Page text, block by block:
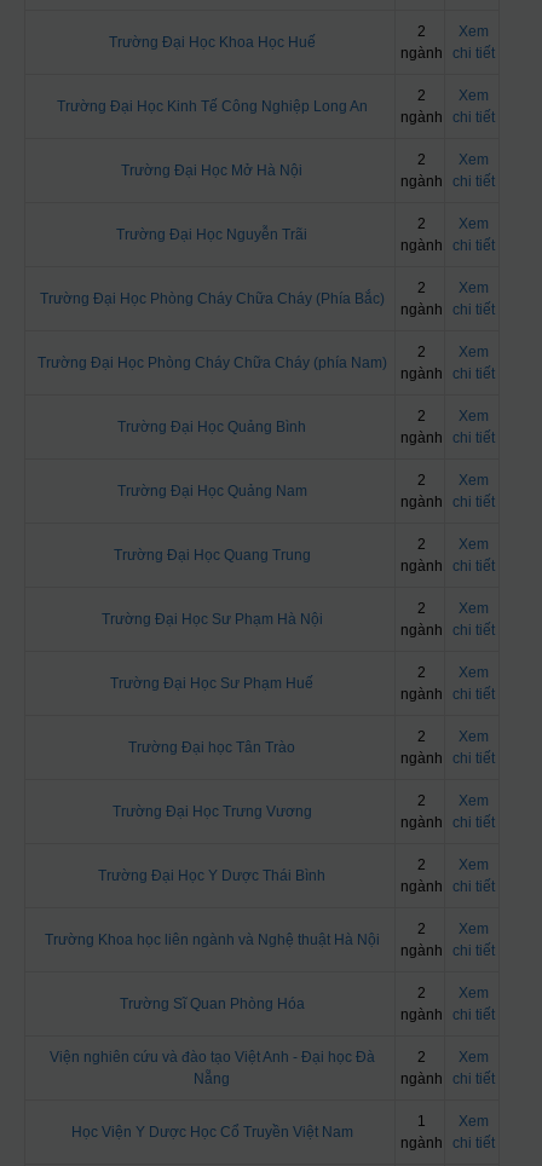
Trường Đại Học Khoa Học Huế
2
ngành
Xem
chi tiết
Trường Đại Học Kinh Tế Công Nghiệp Long An
2
ngành
Xem
chi tiết
Trường Đại Học Mở Hà Nội
2
ngành
Xem
chi tiết
Trường Đại Học Nguyễn Trãi
2
ngành
Xem
chi tiết
Trường Đại Học Phòng Cháy Chữa Cháy (Phía Bắc)
2
ngành
Xem
chi tiết
Trường Đại Học Phòng Cháy Chữa Cháy (phía Nam)
2
ngành
Xem
chi tiết
Trường Đại Học Quảng Bình
2
ngành
Xem
chi tiết
Trường Đại Học Quảng Nam
2
ngành
Xem
chi tiết
Trường Đại Học Quang Trung
2
ngành
Xem
chi tiết
Trường Đại Học Sư Phạm Hà Nội
2
ngành
Xem
chi tiết
Trường Đại Học Sư Phạm Huế
2
ngành
Xem
chi tiết
Trường Đại học Tân Trào
2
ngành
Xem
chi tiết
Trường Đại Học Trưng Vương
2
ngành
Xem
chi tiết
Trường Đại Học Y Dược Thái Bình
2
ngành
Xem
chi tiết
Trường Khoa học liên ngành và Nghệ thuật Hà Nội
2
ngành
Xem
chi tiết
Trường Sĩ Quan Phòng Hóa
2
ngành
Xem
chi tiết
Viện nghiên cứu và đào tạo Việt Anh - Đại học Đà
Nẵng
2
ngành
Xem
chi tiết
Học Viện Y Dược Học Cổ Truyền Việt Nam
1
ngành
Xem
chi tiết